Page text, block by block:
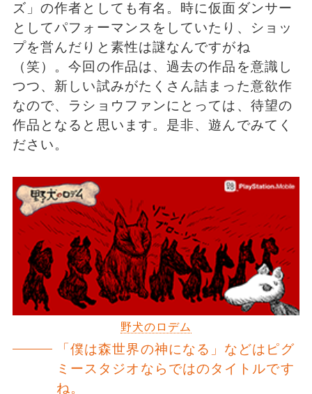
ズ」の作者としても有名。時に仮面ダンサー
としてパフォーマンスをしていたり、ショッ
プを営んだりと素性は謎なんですがね
（笑）。今回の作品は、過去の作品を意識し
つつ、新しい試みがたくさん詰まった意欲作
なので、ラショウファンにとっては、待望の
作品となると思います。是非、遊んでみてく
ださい。
野犬のロデム
「僕は森世界の神になる」などはピグ
ミースタジオならではのタイトルです
ね。